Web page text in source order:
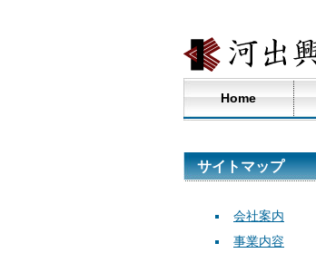
Home
サイトマップ
会社案内
事業内容